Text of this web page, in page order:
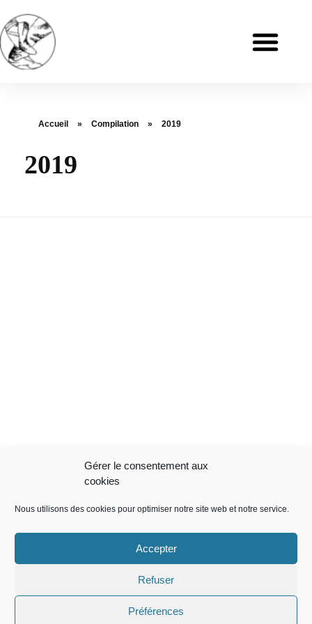
Gérer le consentement aux
cookies
Nous utilisons des cookies pour optimiser notre site web et notre service.
Accepter
Refuser
Préférences
Accueil » Compilation » 2019
2019
NOUS VISITER
Boulodrome – Parc des Clas – 83136 Rocbaron
MENTIONS LÉGALES
(+33)680 444 428
edddr@free.fr
NOUS SUIVRE